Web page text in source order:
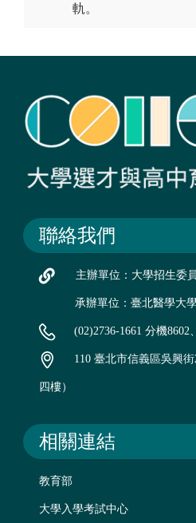
軌。
聯絡我們
主辦單位：大學招生委
承辦單位：臺北醫學大
(02)2736-1661 分機8602
110 臺北市信義區吳興
四樓）
相關連結
教育部
大學入學考試中心